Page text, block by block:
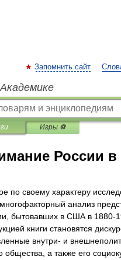
Запомнить сайт
Игры ⚽
России
по своему характеру
анализ
бытовавших в США в 1880-
книги становятся
внутри- и
общества, а также его